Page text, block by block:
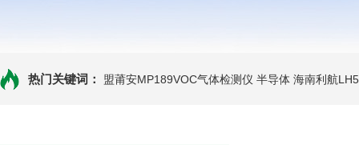
热门关键词： 盟莆安MP189VOC气体检测仪 半导体 海南利航